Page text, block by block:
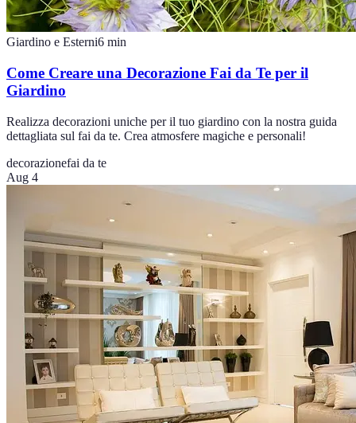
Giardino e Esterni6 min
Come Creare una Decorazione Fai da Te per il
Giardino
Realizza decorazioni uniche per il tuo giardino con la nostra guida
dettagliata sul fai da te. Crea atmosfere magiche e personali!
decorazionefai da te
Aug 4